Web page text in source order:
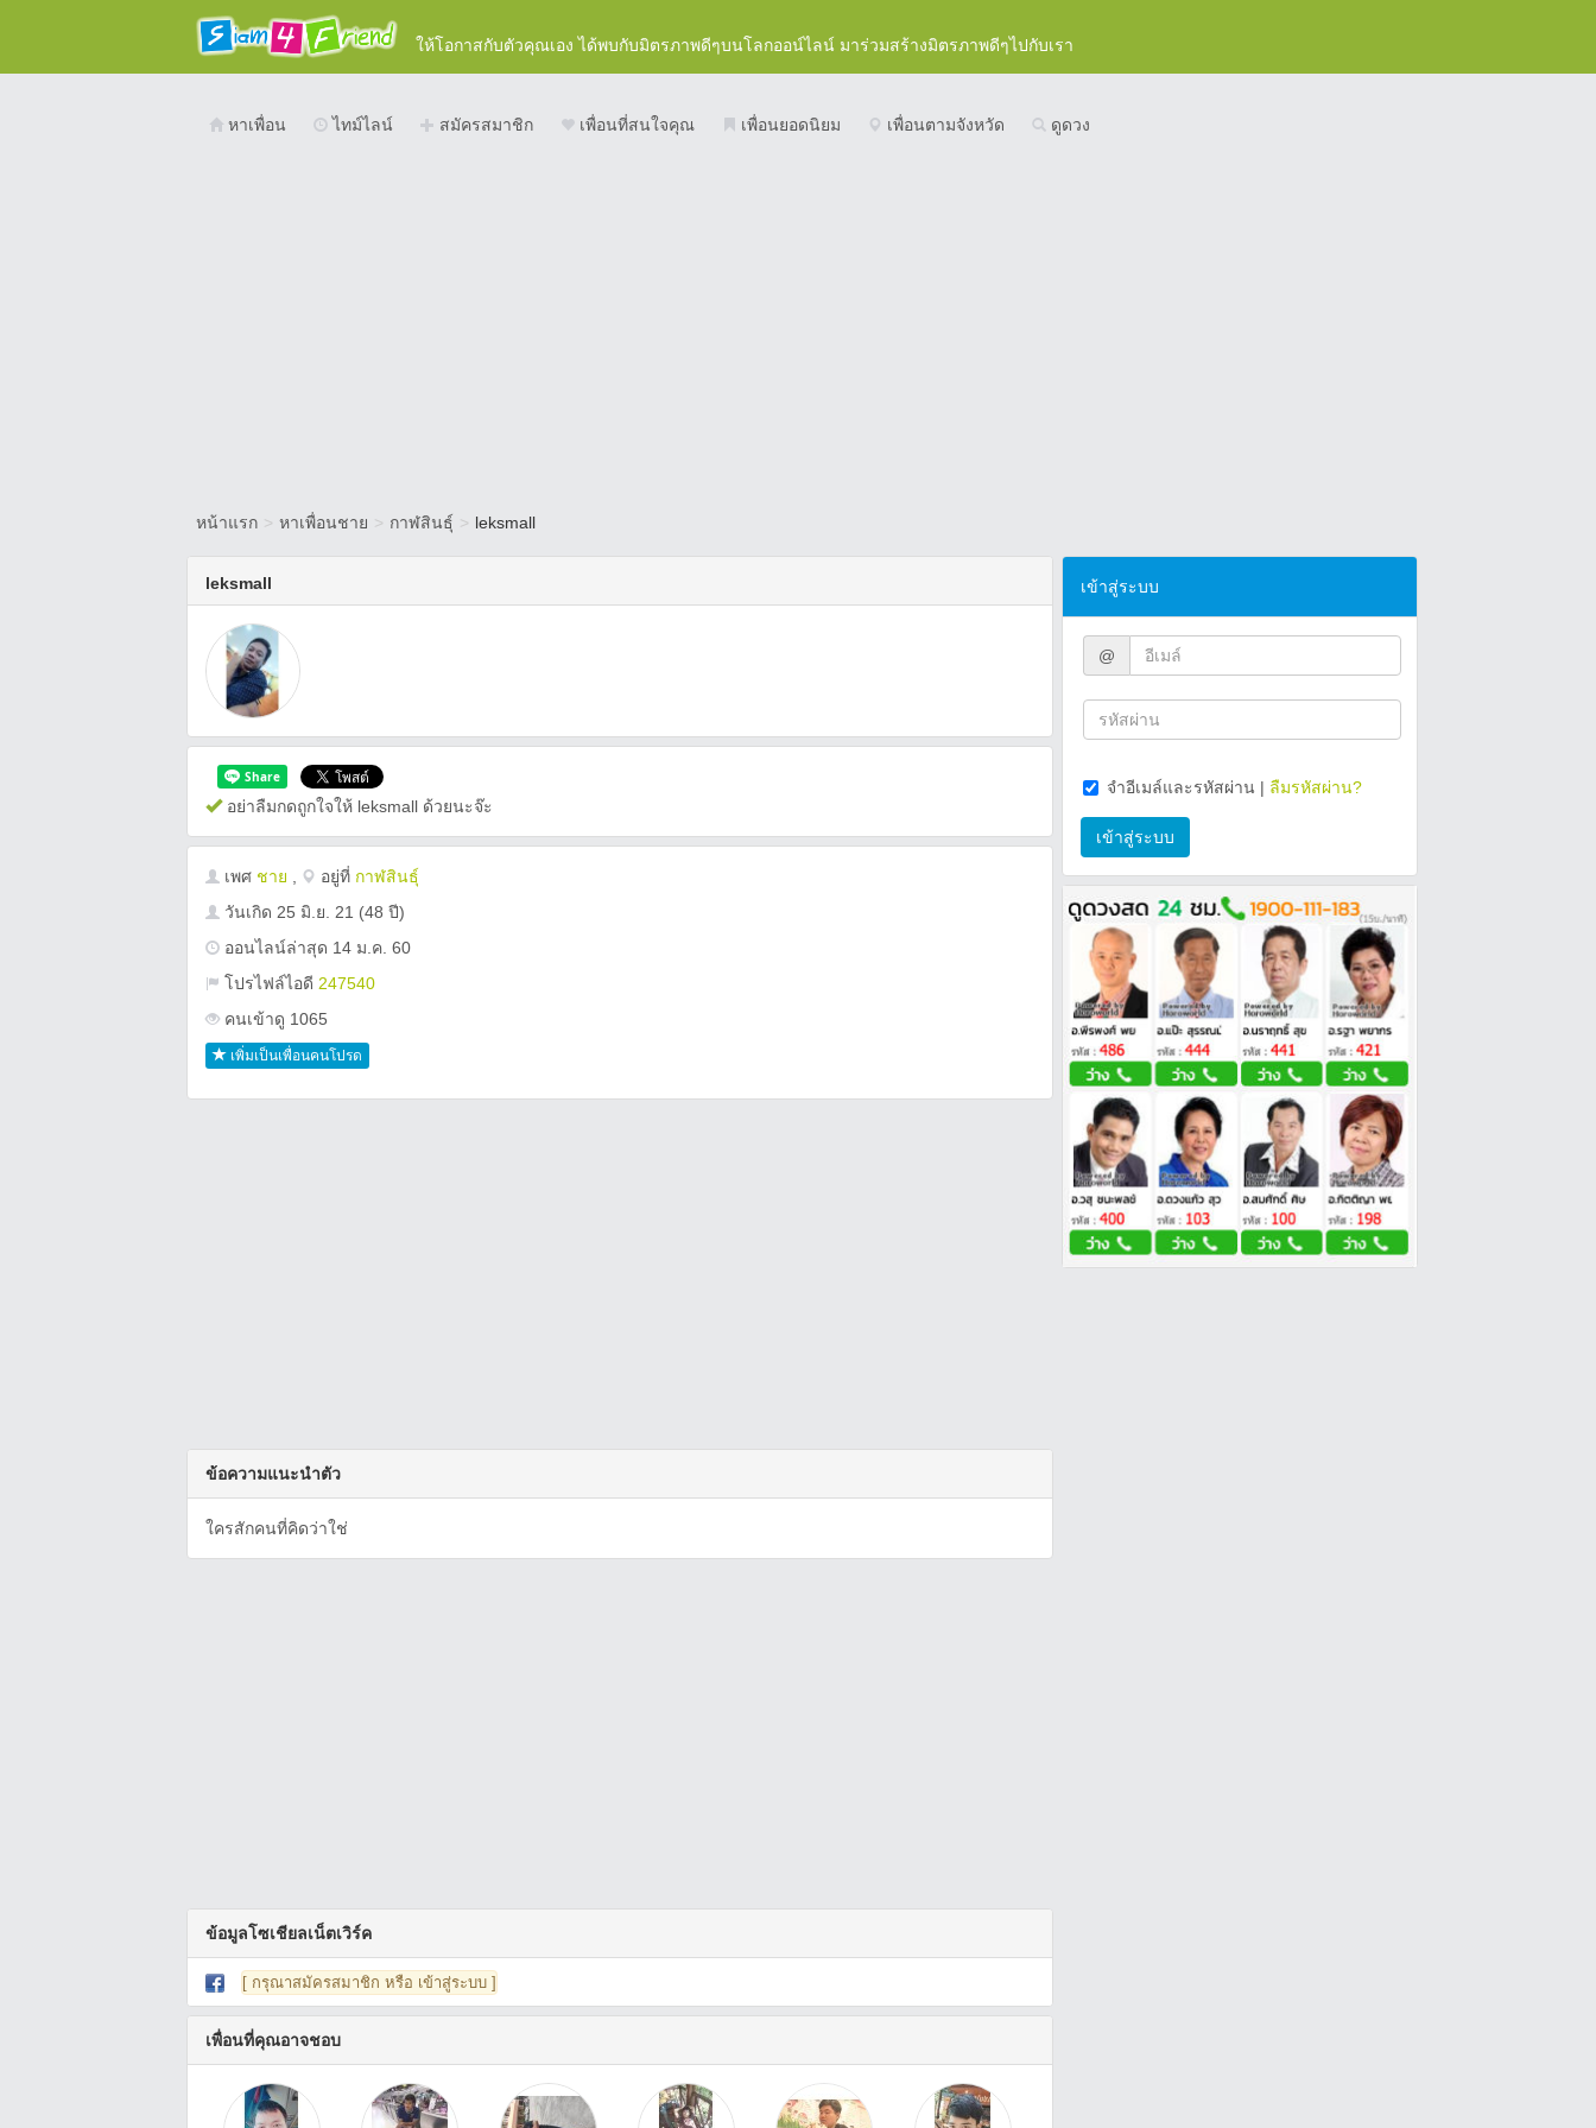
ให้โอกาสกับตัวคุณเอง ได้พบกับมิตรภาพดีๆบนโลกออน์ไลน์ มาร่วมสร้างมิตรภาพดีๆไปกับเรา
หาเพื่อน ไทม์ไลน์ สมัครสมาชิก เพื่อนที่สนใจคุณ เพื่อนยอดนิยม เพื่อนตามจังหวัด ดูดวง
หน้าแรก > หาเพื่อนชาย > กาฬสินธุ์ > leksmall
leksmall
อย่าลืมกดถูกใจให้ leksmall ด้วยนะจ๊ะ
เพศ ชาย อยู่ที่ กาฬสินธุ์
วันเกิด 25 มิ.ย. 21 (48 ปี)
ออนไลน์ล่าสุด 14 ม.ค. 60
โปรไฟล์ไอดี 247540
คนเข้าดู 1065
เพิ่มเป็นเพื่อนคนโปรด
ข้อความแนะนำตัว
ใครสักคนที่คิดว่าใช่
ข้อมูลโซเชียลเน็ตเวิร์ค
[ กรุณาสมัครสมาชิก หรือ เข้าสู่ระบบ ]
เพื่อนที่คุณอาจชอบ
เข้าสู่ระบบ
@
จำอีเมล์และรหัสผ่าน | ลืมรหัสผ่าน?
เข้าสู่ระบบ